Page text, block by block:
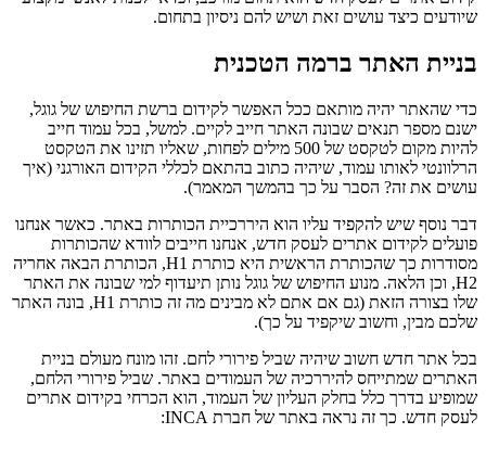
שיודעים כיצד עושים זאת ושיש להם ניסיון בתחום.
בניית האתר ברמה הטכנית
כדי שהאתר יהיה מותאם ככל האפשר לקידום ברשת החיפוש של גוגל,
ישנם מספר תנאים שבונה האתר חייב לקיים. למשל, בכל עמוד חייב
להיות מקום לטקסט של 500 מילים לפחות, שאליו תזינו את הטקסט
הרלוונטי לאותו עמוד, שיהיה כתוב בהתאם לכללי הקידום האורגני (איך
עושים את זה? הסבר על כך בהמשך המאמר).
דבר נוסף שיש להקפיד עליו הוא היררכיית הכותרות באתר. כאשר אנחנו
פועלים לקידום אתרים לעסק חדש, אנחנו חייבים לוודא שהכותרות
מסודרות כך שהכותרת הראשית היא כותרת H1, הכותרת הבאה אחריה
H2, וכן הלאה. מנוע החיפוש של גוגל נותן תיעדוף למי שבונה את האתר
שלו בצורה הזאת (גם אם אתם לא מבינים מה זה כותרת H1, בונה האתר
שלכם מבין, וחשוב שיקפיד על כך).
בכל אתר חדש חשוב שיהיה שביל פירורי לחם. זהו מונח מעולם בניית
האתרים שמתייחס להיררכיה של העמודים באתר. שביל פירורי הלחם,
שמופיע בדרך כלל בחלק העליון של העמוד, הוא הכרחי בקידום אתרים
לעסק חדש. כך זה נראה באתר של חברת INCA: